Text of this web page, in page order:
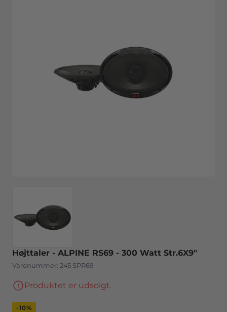
Højttaler - ALPINE RS69 - 300 Watt Str.6X9"
Varenummer: 245 SPR69
Produktet er udsolgt.
-10%